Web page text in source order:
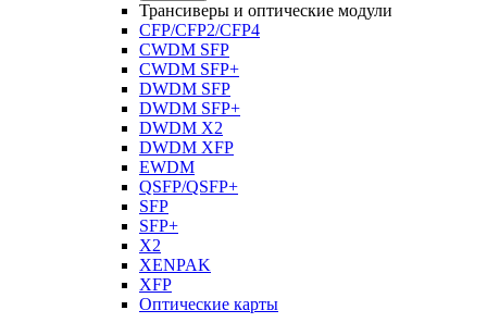
Трансиверы и оптические модули
CFP/CFP2/CFP4
CWDM SFP
CWDM SFP+
DWDM SFP
DWDM SFP+
DWDM X2
DWDM XFP
EWDM
QSFP/QSFP+
SFP
SFP+
X2
XENPAK
XFP
Оптические карты